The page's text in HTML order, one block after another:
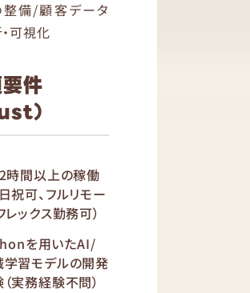
整備/顧客データ
可視化
件
）
時間以上の稼働
祝可、フルリモー
レックス勤務可）
を用いたAI/
習モデルの開発
実務経験不問）